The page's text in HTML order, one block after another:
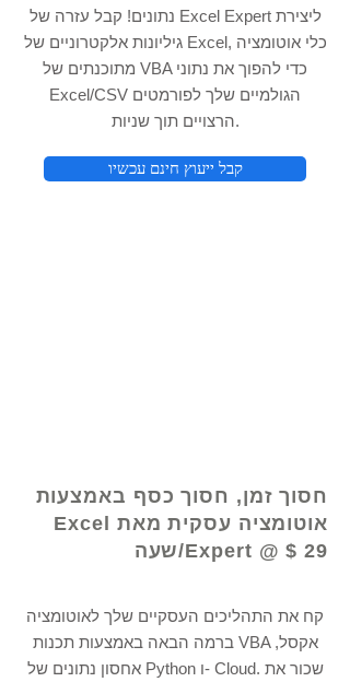
נתונים! קבל עזרה של Excel Expert ליצירת
גיליונות אלקטרוניים של Excel, כלי אוטומציה
מתוכנתים של VBA כדי להפוך את נתוני
Excel/CSV הגולמיים שלך לפורמטים
הרצויים תוך שניות.
קבל ייעוץ חינם עכשיו
חסוך זמן, חסוך כסף באמצעות
אוטומציה עסקית מאת Excel
Expert @ $ 29/שעה
קח את התהליכים העסקיים שלך לאוטומציה
ברמה הבאה באמצעות תכנות VBA אקסל,
אחסון נתונים של Python ו- Cloud. שכור את